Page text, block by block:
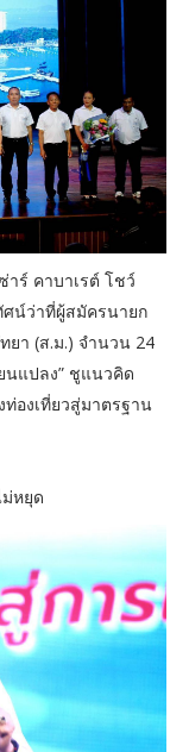
ร์ คาบาเรต์ โชว์
ศน์ว่าที่ผู้สมัครนายก
ยา (ส.ม.) จำนวน 24
นแปลง” ชูแนวคิด
ท่องเที่ยวสู่มาตรฐาน
ม่หยุด